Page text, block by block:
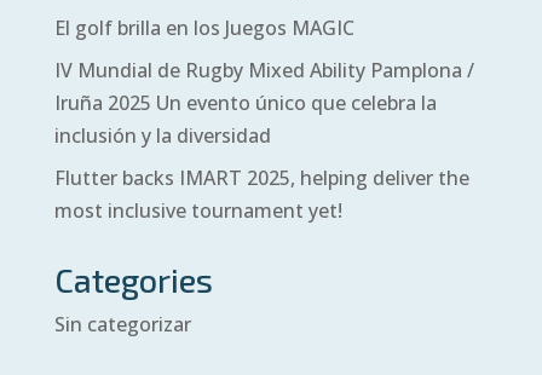
El golf brilla en los Juegos MAGIC
IV Mundial de Rugby Mixed Ability Pamplona /
Iruña 2025 Un evento único que celebra la
inclusión y la diversidad
Flutter backs IMART 2025, helping deliver the
most inclusive tournament yet!
Categories
Sin categorizar